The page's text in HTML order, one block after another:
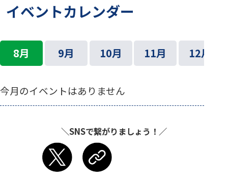
イベントカレンダー
8月 9月 10月 11月 12月
今月のイベントはありません
＼SNSで繋がりましょう！／